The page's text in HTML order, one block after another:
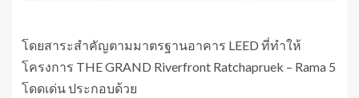
โดยสาระสำคัญตามมาตรฐานอาคาร LEED ที่ทำให้
โครงการ THE GRAND Riverfront Ratchapruek – Rama 5
โดดเด่น ประกอบด้วย